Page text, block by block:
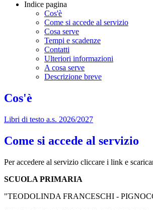
Indice pagina
Cos'è
Come si accede al servizio
Cosa serve
Tempi e scadenze
Contatti
Ulteriori informazioni
A cosa serve
Descrizione breve
Cos'è
Libri di testo a.s. 2026/2027
Come si accede al servizio
Per accedere al servizio cliccare i link e
SCUOLA PRIMARIA
"TEODOLINDA FRANCESCHI -